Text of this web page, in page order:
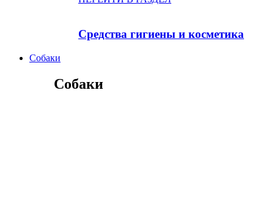
Средства гигиены и косметика
Собаки
Собаки